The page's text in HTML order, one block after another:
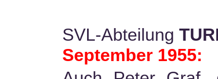
SVL-Abteilung
September 1955: